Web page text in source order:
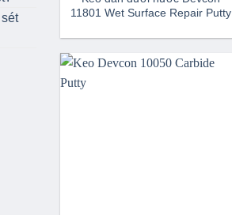
11801 Wet Surface Repair Putty